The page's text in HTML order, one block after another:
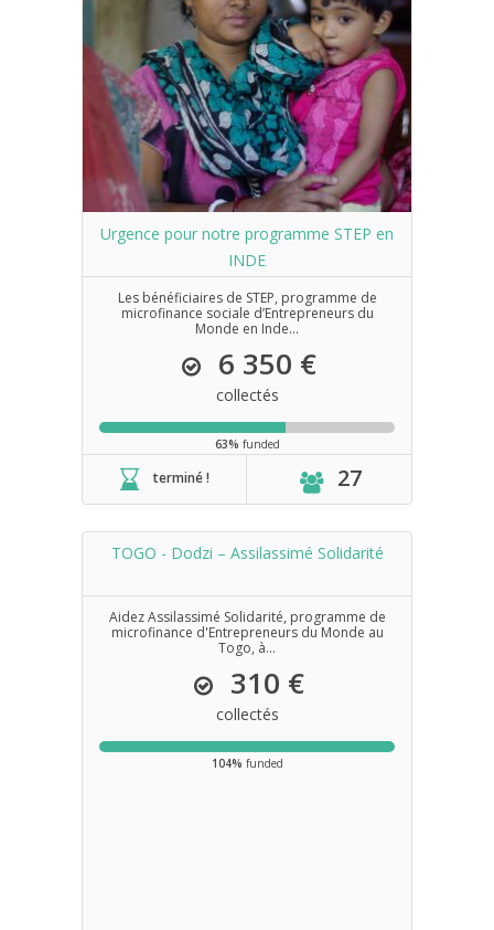
Urgence pour notre programme STEP en
INDE
Les bénéficiaires de STEP, programme de
microfinance sociale d’Entrepreneurs du
Monde en Inde...
6 350 €
collectés
63% funded
terminé ! 27
TOGO - Dodzi – Assilassimé Solidarité
Aidez Assilassimé Solidarité, programme de
microfinance d'Entrepreneurs du Monde au
Togo, à...
310 €
collectés
104% funded